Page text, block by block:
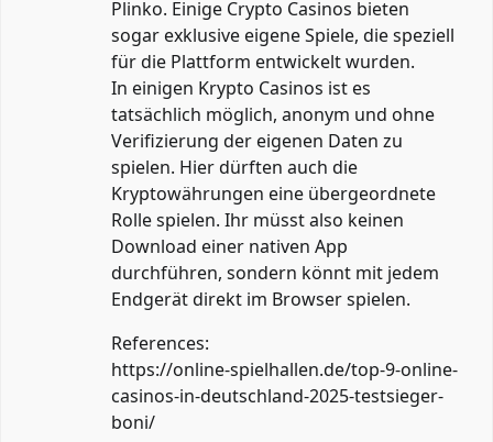
Plinko. Einige Crypto Casinos bieten
sogar exklusive eigene Spiele, die speziell
für die Plattform entwickelt wurden.
In einigen Krypto Casinos ist es
tatsächlich möglich, anonym und ohne
Verifizierung der eigenen Daten zu
spielen. Hier dürften auch die
Kryptowährungen eine übergeordnete
Rolle spielen. Ihr müsst also keinen
Download einer nativen App
durchführen, sondern könnt mit jedem
Endgerät direkt im Browser spielen.
References:
https://online-spielhallen.de/top-9-online-
casinos-in-deutschland-2025-testsieger-
boni/